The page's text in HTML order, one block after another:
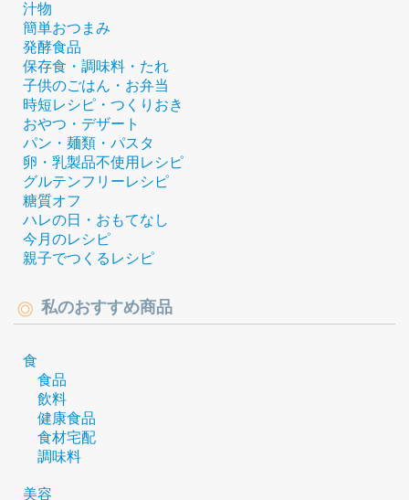
汁物
簡単おつまみ
発酵食品
保存食・調味料・たれ
子供のごはん・お弁当
時短レシピ・つくりおき
おやつ・デザート
パン・麺類・パスタ
卵・乳製品不使用レシピ
グルテンフリーレシピ
糖質オフ
ハレの日・おもてなし
今月のレシピ
親子でつくるレシピ
私のおすすめ商品
食
食品
飲料
健康食品
食材宅配
調味料
美容